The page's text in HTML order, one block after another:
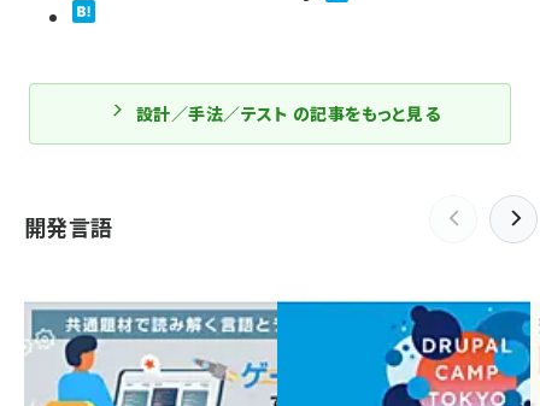
設計／手法／テスト の記事をもっと見る
開発言語